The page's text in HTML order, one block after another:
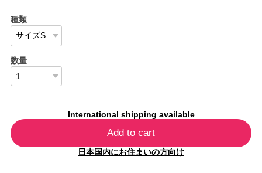
種類
数量
International shipping available
Add to cart
日本国内にお住まいの方向け